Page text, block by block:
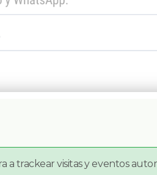
a trackear visitas y eventos